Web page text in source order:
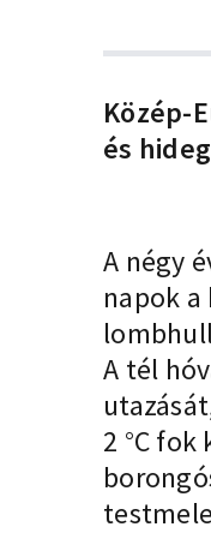
Közép-
és
A négy
napok a
A tél
2 °C